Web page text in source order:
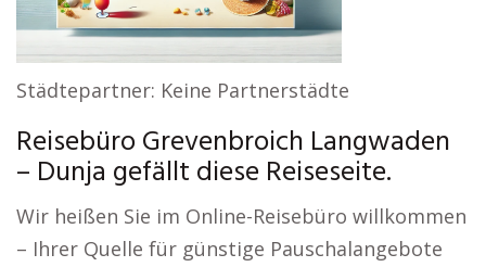
Städtepartner: Keine Partnerstädte
Reisebüro Grevenbroich Langwaden
– Dunja gefällt diese Reiseseite.
Wir heißen Sie im Online-Reisebüro willkommen
– Ihrer Quelle für günstige Pauschalangebote